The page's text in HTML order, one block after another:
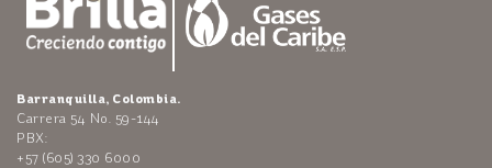
Barranquilla, Colombia.
Carrera 54 No. 59-144
PBX:
+57 (605) 330 6000